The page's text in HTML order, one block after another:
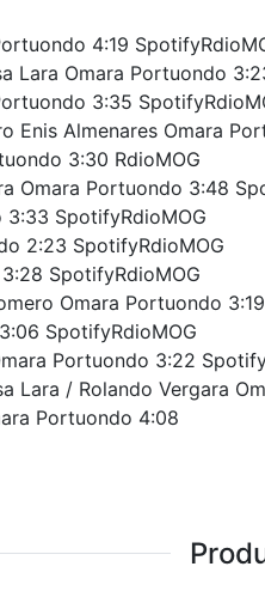
4:19
Lara Omara Portuondo
3:35
Enis Almenares Omara
3:30 RdioMOG
Omara Portuondo 3:48
SpotifyRdioMOG
2:23 SpotifyRdioMOG
SpotifyRdioMOG
Omara Portuondo
SpotifyRdioMOG
Portuondo 3:22
Lara / Rolando Vergara
Portuondo 4:08